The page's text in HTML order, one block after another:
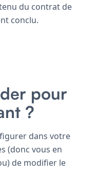
du contrat de
conclu.
pour
?
dans votre
(donc vous en
de modifier le